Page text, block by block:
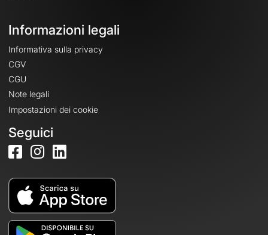
Informazioni legali
Informativa sulla privacy
CGV
CGU
Note legali
Impostazioni dei cookie
Seguici